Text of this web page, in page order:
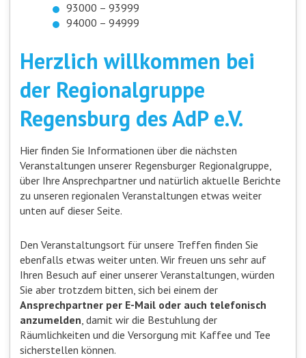
93000 – 93999
94000 – 94999
Herzlich willkommen bei
der Regionalgruppe
Regensburg des AdP e.V.
Hier finden Sie Informationen über die nächsten
Veranstaltungen unserer Regensburger Regionalgruppe,
über Ihre Ansprechpartner und natürlich aktuelle Berichte
zu unseren regionalen Veranstaltungen etwas weiter
unten auf dieser Seite.
Den Veranstaltungsort für unsere Treffen finden Sie
ebenfalls etwas weiter unten. Wir freuen uns sehr auf
Ihren Besuch auf einer unserer Veranstaltungen, würden
Sie aber trotzdem bitten, sich bei einem der
Ansprechpartner per E-Mail oder auch telefonisch
anzumelden, damit wir die Bestuhlung der
Räumlichkeiten und die Versorgung mit Kaffee und Tee
sicherstellen können.